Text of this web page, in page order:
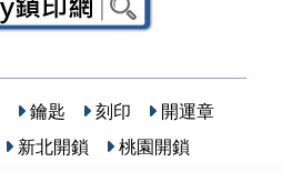
鑰匙 刻印
開運章
新北開鎖 桃園開鎖